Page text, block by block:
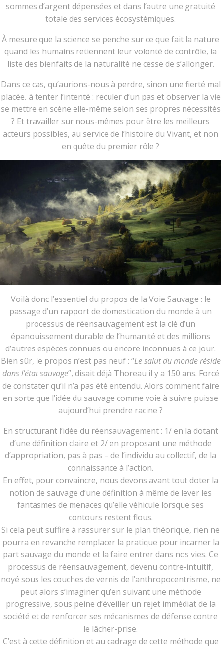
sommes d’argent dépensées et dans l’autre une gratuité
totale des services écosystémiques.
À mesure que la science se penche sur ce que fait la nature
quand les humains retiennent leur volonté de contrôle, la
liste des bienfaits de la naturalité ne cesse de s’allonger.
Dans ce cas, qu’aurions-nous à perdre, sinon une fierté mal
placée, à tenter l’intenté : reculer d’un pas et observer la vie
se mettre en scène elle-même selon ses propres nécessités
? Et travailler sur nous-mêmes pour être les meilleurs
acteurs possibles, au service de l’histoire du Vivant, et non
en quête du premier rôle ?
Voilà donc l’essentiel du propos de la Voie Sauvage : le
passage d’un rapport de domestication du monde à un
processus de réensauvagement est la clé d’un
épanouissement durable de l’humanité et des millions
d’autres espèces connues ou encore inconnues à ce jour.
Bien sûr, le propos n’est pas neuf : “Le salut du monde réside
dans l’état sauvage”, disait déjà Thoreau il y a 150 ans. Forcé
de constater qu’il n’a pas été entendu. Alors comment faire
en sorte que l’idée du sauvage comme voie à suivre puisse
aujourd’hui prendre racine ?
En structurant l’idée du réensauvagement : 1/ en la dotant
d’une définition claire et 2/ en proposant une méthode
d’appropriation, pas à pas – de l’individu au collectif, de la
connaissance à l’action.
En effet, pour convaincre, nous devons avant tout doter la
notion de sauvage d’une définition à même de lever les
fantasmes de menaces qu’elle véhicule lorsque ses
contours restent flous.
Si cela peut suffire à rassurer sur le plan théorique, rien ne
pourra en revanche remplacer la pratique pour incarner la
part sauvage du monde et la faire entrer dans nos vies. Ce
processus de réensauvagement, devenu contre-intuitif,
noyé sous les couches de vernis de l’anthropocentrisme, ne
peut alors s’imaginer qu’en suivant une méthode
progressive, sous peine d’éveiller un rejet immédiat de la
société et de renforcer ses mécanismes de défense contre
le lâcher-prise.
C’est à cette définition et au cadrage de cette méthode que